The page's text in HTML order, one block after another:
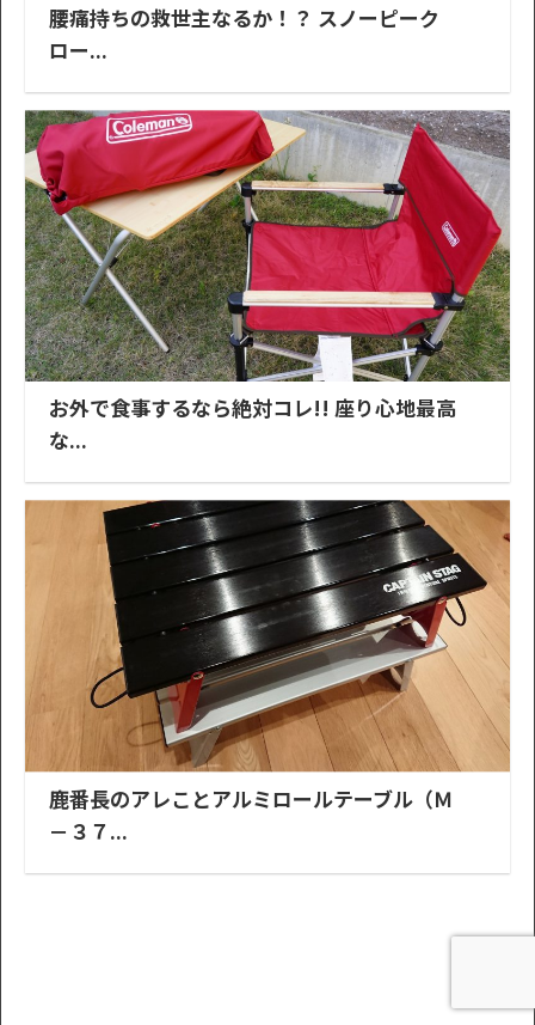
腰痛持ちの救世主なるか！？ スノーピーク
ロー...
お外で食事するなら絶対コレ!! 座り心地最高
な...
鹿番長のアレことアルミロールテーブル（Ｍ
－３７...